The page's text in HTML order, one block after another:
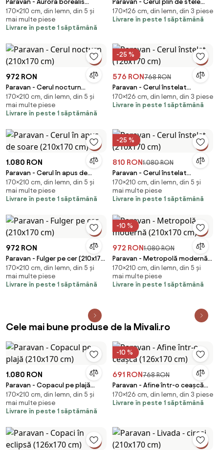
Paravan - Aurora borealis
(210x170 cm)
170×210 cm, din lemn, din 5 și
mai multe piese
Livrare în peste 1 săptămână
Paravan - Cerul plin de stele
(126x170 cm)
170×126 cm, din lemn, din 3 piese
Livrare în peste 1 săptămână
972 RON
Paravan - Cerul nocturn
(210x170 cm)
170×210 cm, din lemn, din 5 și
mai multe piese
Livrare în peste 1 săptămână
-25 %
576 RON768 RON
Paravan - Cerul înstelat
(126x170 cm)
170×126 cm, din lemn, din 3 piese
Livrare în peste 1 săptămână
1.080 RON
Paravan - Cerul în apus de
soare (210x170 cm)
170×210 cm, din lemn, din 5 și
mai multe piese
Livrare în peste 1 săptămână
-25 %
810 RON1.080 RON
Paravan - Cerul înstelat
(210x170 cm)
170×210 cm, din lemn, din 5 și
mai multe piese
Livrare în peste 1 săptămână
972 RON
Paravan - Fulger pe cer (210x170
cm)
170×210 cm, din lemn, din 5 și
mai multe piese
Livrare în peste 1 săptămână
-10 %
972 RON1.080 RON
Paravan - Metropolă modernă
(210x170 cm)
170×210 cm, din lemn, din 5 și
mai multe piese
Livrare în peste 1 săptămână
Cele mai bune produse de la Mivali.ro
1.080 RON
Paravan - Copacul pe plajă
(210x170 cm)
170×210 cm, din lemn, din 5 și
mai multe piese
Livrare în peste 1 săptămână
-10 %
691 RON768 RON
Paravan - Afine într-o ceașcă
(126x170 cm)
170×126 cm, din lemn, din 3 piese
Livrare în peste 1 săptămână